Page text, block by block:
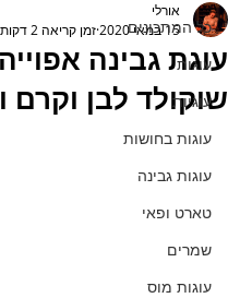
כל המתכונים
עוגות
עוגיות
עוגות בחושות
עוגות גבינה
טארט ופאי
שמרים
עוגות מוס
עוגת גבינה
שוקולד לבן וקרם
אורלי
15 במאי 2020
זמן קריאה 2 דקות